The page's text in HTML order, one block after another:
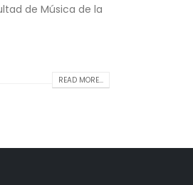
de Música de la
READ MORE...